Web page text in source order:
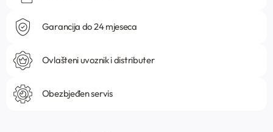
Garancija do 24 mjeseca
Ovlašteni uvoznik i distributer
Obezbjeđen servis